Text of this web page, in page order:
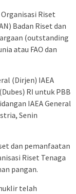
Riset
Badan Riset dan
(outstanding
atau FAO dan
(Dirjen) IAEA
RI untuk PBB
IAEA General
Senin
dan pemanfaatan
Riset Tenaga
pangan.
telah